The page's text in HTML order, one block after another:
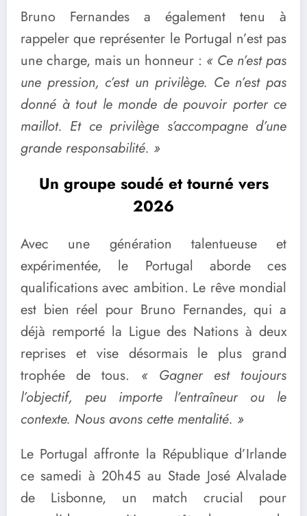
Bruno Fernandes a également tenu à
rappeler que représenter le Portugal n’est pas
une charge, mais un honneur : « Ce n’est pas
une pression, c’est un privilège. Ce n’est pas
donné à tout le monde de pouvoir porter ce
maillot. Et ce privilège s’accompagne d’une
grande responsabilité. »
Un groupe soudé et tourné vers
2026
Avec une génération talentueuse et
expérimentée, le Portugal aborde ces
qualifications avec ambition. Le rêve mondial
est bien réel pour Bruno Fernandes, qui a
déjà remporté la Ligue des Nations à deux
reprises et vise désormais le plus grand
trophée de tous. « Gagner est toujours
l’objectif, peu importe l’entraîneur ou le
contexte. Nous avons cette mentalité. »
Le Portugal affronte la République d’Irlande
ce samedi à 20h45 au Stade José Alvalade
de Lisbonne, un match crucial pour